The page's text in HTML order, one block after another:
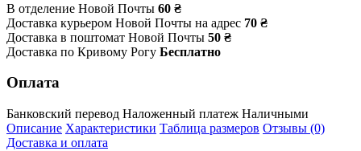
В отделение Новой Почты 60 ₴
Доставка курьером Новой Почты на адрес 70 ₴
Доставка в поштомат Новой Почты 50 ₴
Доставка по Кривому Рогу Бесплатно
Оплата
Банковский перевод Наложенный платеж Наличными
Описание Характеристики Таблица размеров Отзывы (0)
Доставка и оплата